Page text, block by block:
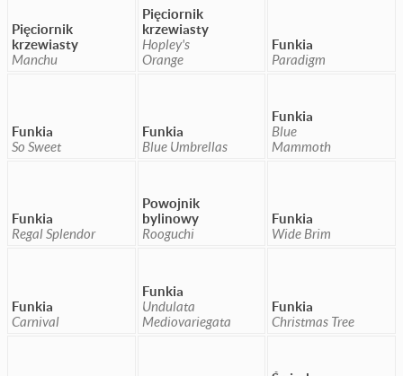
Pięciornik
krzewiasty
Manchu
Pięciornik
krzewiasty
Hopley's
Orange
Funkia
Paradigm
Funkia
So Sweet
Funkia
Blue Umbrellas
Funkia
Blue
Mammoth
Funkia
Regal Splendor
Powojnik
bylinowy
Rooguchi
Funkia
Wide Brim
Funkia
Carnival
Funkia
Undulata
Mediovariegata
Funkia
Christmas Tree